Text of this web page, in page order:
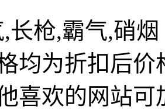
长枪,霸气,硝烟
均为折扣后
喜欢的网站可